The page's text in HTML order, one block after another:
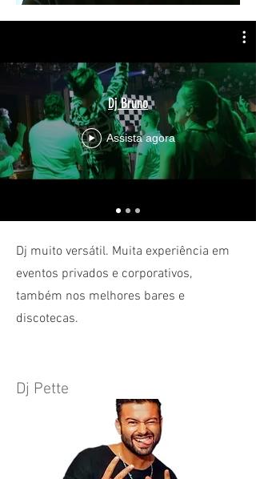
Dj Bruno
Assista agora
Dj muito versátil. Muita experiência em
eventos privados e corporativos,
também nos melhores bares e
discotecas.
Dj Pette